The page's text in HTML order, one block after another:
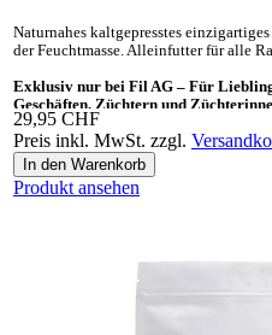
Naturnahes kaltgepresstes
der Feucht­masse. Allein­futter für alle
Exklusiv nur bei Fil AG – Für
Geschäften, Züchtern und
Ideal auch als «Gesundes Leckerli»
29,95 CHF
Preis inkl. MwSt. zzgl.
Produkt ansehen